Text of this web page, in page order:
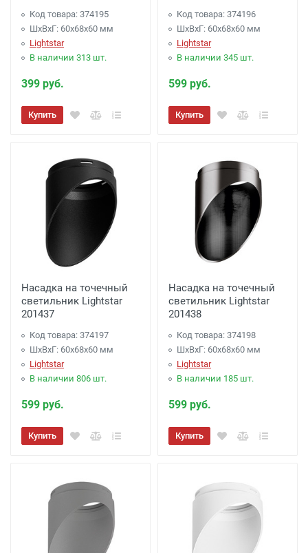
Код товара: 374195
ШхВхГ: 60x68x60 мм
Lightstar
В наличии 313 шт.
399 руб.
Купить
Код товара: 374196
ШхВхГ: 60x68x60 мм
Lightstar
В наличии 345 шт.
599 руб.
Купить
Насадка на точечный
светильник Lightstar
201437
Код товара: 374197
ШхВхГ: 60x68x60 мм
Lightstar
В наличии 806 шт.
599 руб.
Купить
Насадка на точечный
светильник Lightstar
201438
Код товара: 374198
ШхВхГ: 60x68x60 мм
Lightstar
В наличии 185 шт.
599 руб.
Купить